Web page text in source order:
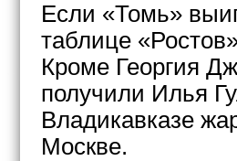
Если «Томь»
таблице
Кроме Георгия
получили Илья
Владикавказе
Москве.